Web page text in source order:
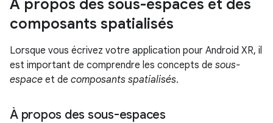
À propos des sous-espaces et des
composants spatialisés
Lorsque vous écrivez votre application pour Android XR, il
est important de comprendre les concepts de sous-
espace et de composants spatialisés.
À propos des sous-espaces